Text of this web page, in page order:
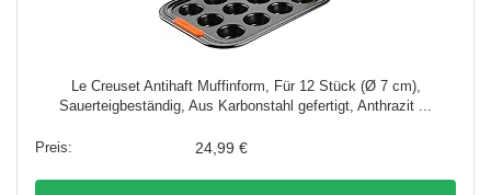
Le Creuset Antihaft Muffinform, Für 12 Stück (Ø 7 cm),
Sauerteigbeständig, Aus Karbonstahl gefertigt, Anthrazit ...
24,99 €